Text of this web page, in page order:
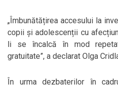
„Îmbunătățirea accesului la
copii și adolescenții cu
li se încalcă în mod
gratuitate”, a declarat Olga
În urma dezbaterilor în